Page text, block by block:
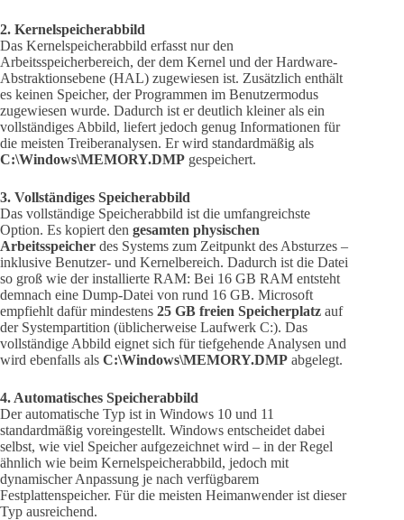
2. Kernelspeicherabbild
Das Kernelspeicherabbild erfasst nur den
Arbeitsspeicherbereich, der dem Kernel und der Hardware-
Abstraktionsebene (HAL) zugewiesen ist. Zusätzlich enthält
es keinen Speicher, der Programmen im Benutzermodus
zugewiesen wurde. Dadurch ist er deutlich kleiner als ein
vollständiges Abbild, liefert jedoch genug Informationen für
die meisten Treiberanalysen. Er wird standardmäßig als
C:\Windows\MEMORY.DMP gespeichert.
3. Vollständiges Speicherabbild
Das vollständige Speicherabbild ist die umfangreichste
Option. Es kopiert den gesamten physischen
Arbeitsspeicher des Systems zum Zeitpunkt des Absturzes –
inklusive Benutzer- und Kernelbereich. Dadurch ist die Datei
so groß wie der installierte RAM: Bei 16 GB RAM entsteht
demnach eine Dump-Datei von rund 16 GB. Microsoft
empfiehlt dafür mindestens 25 GB freien Speicherplatz auf
der Systempartition (üblicherweise Laufwerk C:). Das
vollständige Abbild eignet sich für tiefgehende Analysen und
wird ebenfalls als C:\Windows\MEMORY.DMP abgelegt.
4. Automatisches Speicherabbild
Der automatische Typ ist in Windows 10 und 11
standardmäßig voreingestellt. Windows entscheidet dabei
selbst, wie viel Speicher aufgezeichnet wird – in der Regel
ähnlich wie beim Kernelspeicherabbild, jedoch mit
dynamischer Anpassung je nach verfügbarem
Festplattenspeicher. Für die meisten Heimanwender ist dieser
Typ ausreichend.